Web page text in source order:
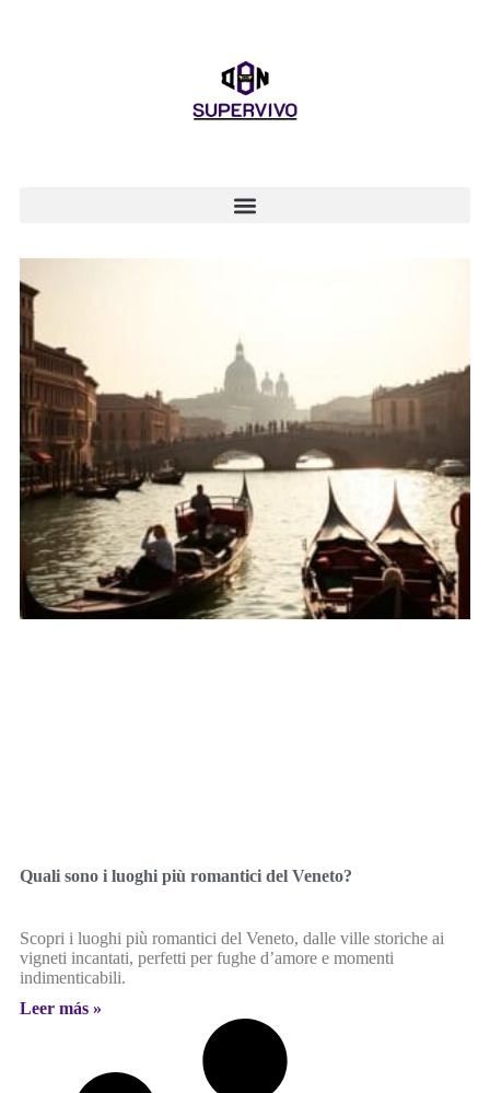
Quali sono i luoghi più romantici del Veneto?
Scopri i luoghi più romantici del Veneto, dalle ville storiche ai
vigneti incantati, perfetti per fughe d’amore e momenti
indimenticabili.
Leer más »